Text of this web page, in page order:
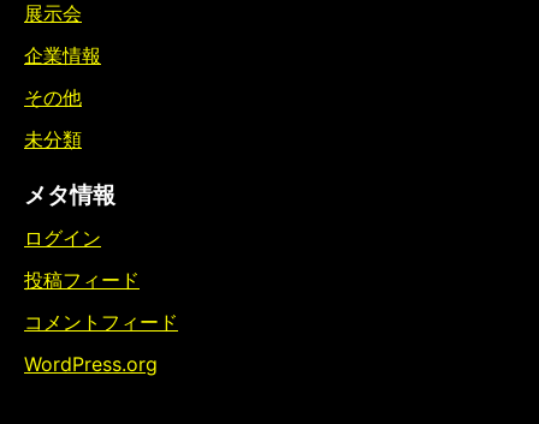
展示会
企業情報
その他
未分類
メタ情報
ログイン
投稿フィード
コメントフィード
WordPress.org